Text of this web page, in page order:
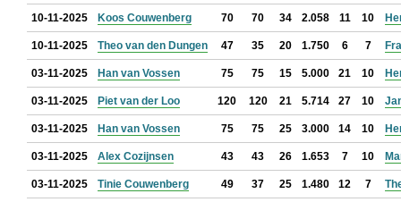
10-11-2025 Koos Couwenberg 70 70 34 2.058 11 10
10-11-2025 Theo van den Dungen 47 35 20 1.750 6 7
03-11-2025 Han van Vossen 75 75 15 5.000 21 10
03-11-2025 Piet van der Loo 120 120 21 5.714 27 10
03-11-2025 Han van Vossen 75 75 25 3.000 14 10
03-11-2025 Alex Cozijnsen 43 43 26 1.653 7 10
03-11-2025 Tinie Couwenberg 49 37 25 1.480 12 7